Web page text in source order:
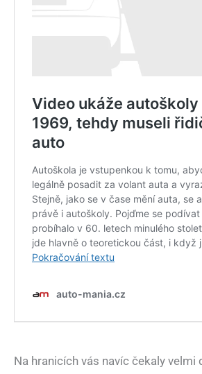
Na hranicích vás navíc čekaly velmi